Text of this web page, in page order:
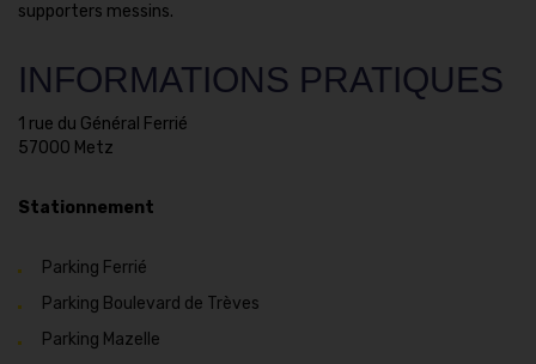
supporters messins.
INFORMATIONS PRATIQUES
1 rue du Général Ferrié
57000 Metz
Stationnement
Parking Ferrié
Parking Boulevard de Trèves
Parking Mazelle